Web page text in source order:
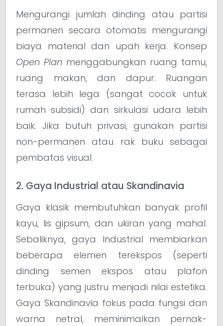
Mengurangi jumlah dinding atau partisi
permanen secara otomatis mengurangi
biaya material dan upah kerja. Konsep
Open Plan menggabungkan ruang tamu,
ruang makan, dan dapur. Ruangan
terasa lebih lega (sangat cocok untuk
rumah subsidi) dan sirkulasi udara lebih
baik. Jika butuh privasi, gunakan partisi
non-permanen atau rak buku sebagai
pembatas visual.
2. Gaya Industrial atau Skandinavia
Gaya klasik membutuhkan banyak profil
kayu, lis gipsum, dan ukiran yang mahal.
Sebaliknya, gaya Industrial membiarkan
beberapa elemen terekspos (seperti
dinding semen ekspos atau plafon
terbuka) yang justru menjadi nilai estetika.
Gaya Skandinavia fokus pada fungsi dan
warna netral, meminimalkan pernak-